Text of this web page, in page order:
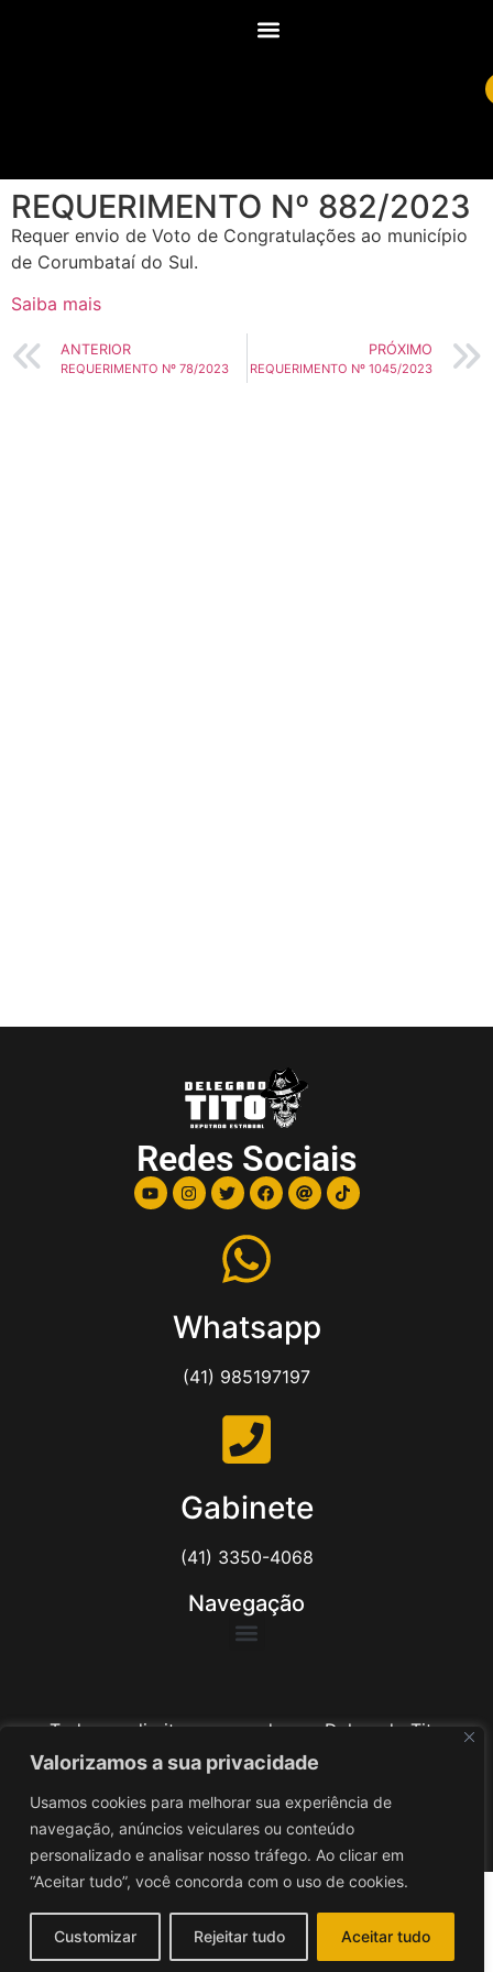
Valorizamos a sua privacidade
Usamos cookies para melhorar sua experiência de
navegação, anúncios veiculares ou conteúdo
personalizado e analisar nosso tráfego. Ao clicar em
“Aceitar tudo”, você concorda com o uso de cookies.
Customizar Rejeitar tudo Aceitar tudo
REQUERIMENTO Nº 882/2023
Requer envio de Voto de Congratulações ao município
de Corumbataí do Sul.
Saiba mais
ANTERIOR
REQUERIMENTO Nº 78/2023
PRÓXIMO
REQUERIMENTO Nº 1045/2023
Redes Sociais
Whatsapp
(41) 985197197
Gabinete
(41) 3350-4068
Navegação
Todos os direitos reservados ao Delegado Tito
Barichello
Desenvolvido poriv3